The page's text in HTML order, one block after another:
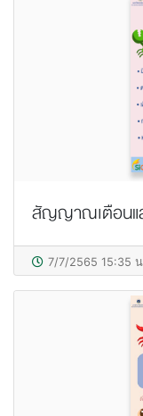
สัญญาณเตือนแล
7/7/2565 15:35